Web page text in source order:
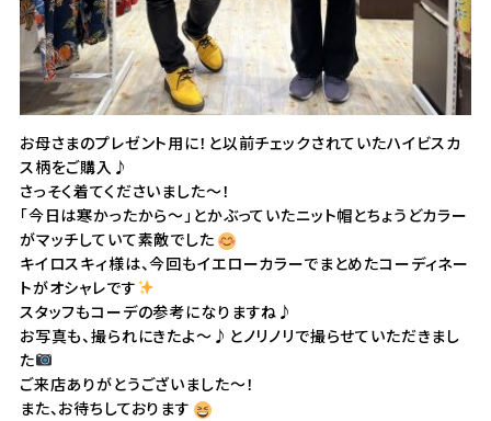
お母さまのプレゼント用に！ と以前チェックされていたハイビスカ
ス柄をご購入♪
さっそく着てくださいました〜！
「今日は寒かったから〜」 とかぶっていたニット帽とちょうどカラー
がマッチしていて素敵でした
キイロスキィ様は、今回もイエローカラーでまとめたコーディネー
トがオシャレです
スタッフもコーデの参考になりますね♪
お写真も、撮られにきたよ〜♪ とノリノリで撮らせていただきまし
た
ご来店ありがとうございました〜！
また、お待ちしております